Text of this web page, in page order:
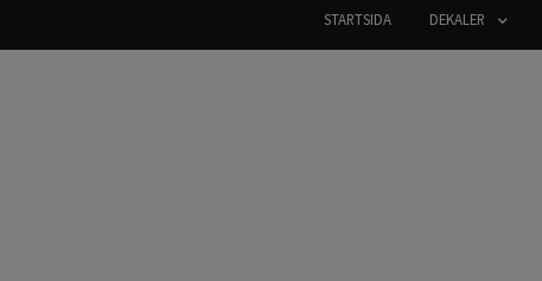
STARTSIDA DEKALER